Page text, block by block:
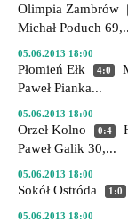
Olimpia Zambrów
Michał Poduch
05.06.2013 18:00
Płomień Ełk 4:0
Paweł Pianka...
05.06.2013 18:00
Orzeł Kolno 0:4
Paweł Galik 30,...
05.06.2013 18:00
Sokół Ostróda 1:0
05.06.2013 18:00